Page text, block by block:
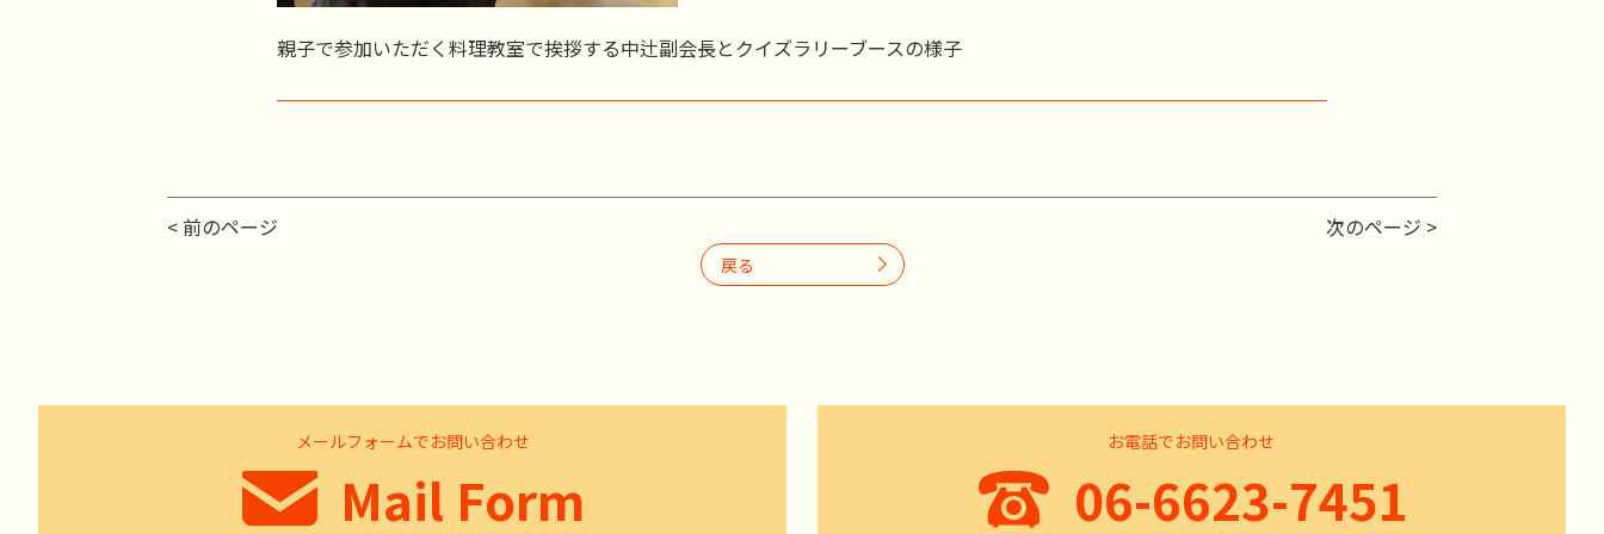
親子で参加いただく料理教室で挨拶する中辻副会長とクイズラリーブースの様子
< 前のページ 次のページ >
戻る
メールフォームでお問い合わせ
Mail Form
お電話でお問い合わせ
06-6623-7451